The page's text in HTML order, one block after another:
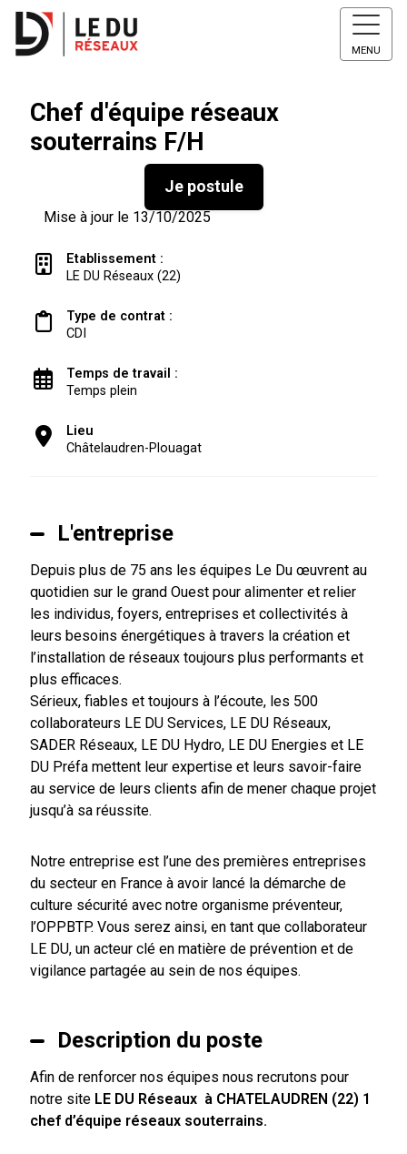
MENU
Chef d'équipe réseaux
souterrains F/H
Je postule
Mise à jour le 13/10/2025
Etablissement :
LE DU Réseaux (22)
Type de contrat :
CDI
Temps de travail :
Temps plein
Lieu
Châtelaudren-Plouagat
L'entreprise
Depuis plus de 75 ans les équipes Le Du œuvrent au
quotidien sur le grand Ouest pour alimenter et relier
les individus, foyers, entreprises et collectivités à
leurs besoins énergétiques à travers la création et
l’installation de réseaux toujours plus performants et
plus efficaces.
Sérieux, fiables et toujours à l’écoute, les 500
collaborateurs LE DU Services, LE DU Réseaux,
SADER Réseaux, LE DU Hydro, LE DU Energies et LE
DU Préfa mettent leur expertise et leurs savoir-faire
au service de leurs clients afin de mener chaque projet
jusqu’à sa réussite.
Notre entreprise est l’une des premières entreprises
du secteur en France à avoir lancé la démarche de
culture sécurité avec notre organisme préventeur,
l’OPPBTP. Vous serez ainsi, en tant que collaborateur
LE DU, un acteur clé en matière de prévention et de
vigilance partagée au sein de nos équipes.
Description du poste
Afin de renforcer nos équipes nous recrutons pour
notre site LE DU Réseaux à CHATELAUDREN (22) 1
chef d’équipe réseaux souterrains.